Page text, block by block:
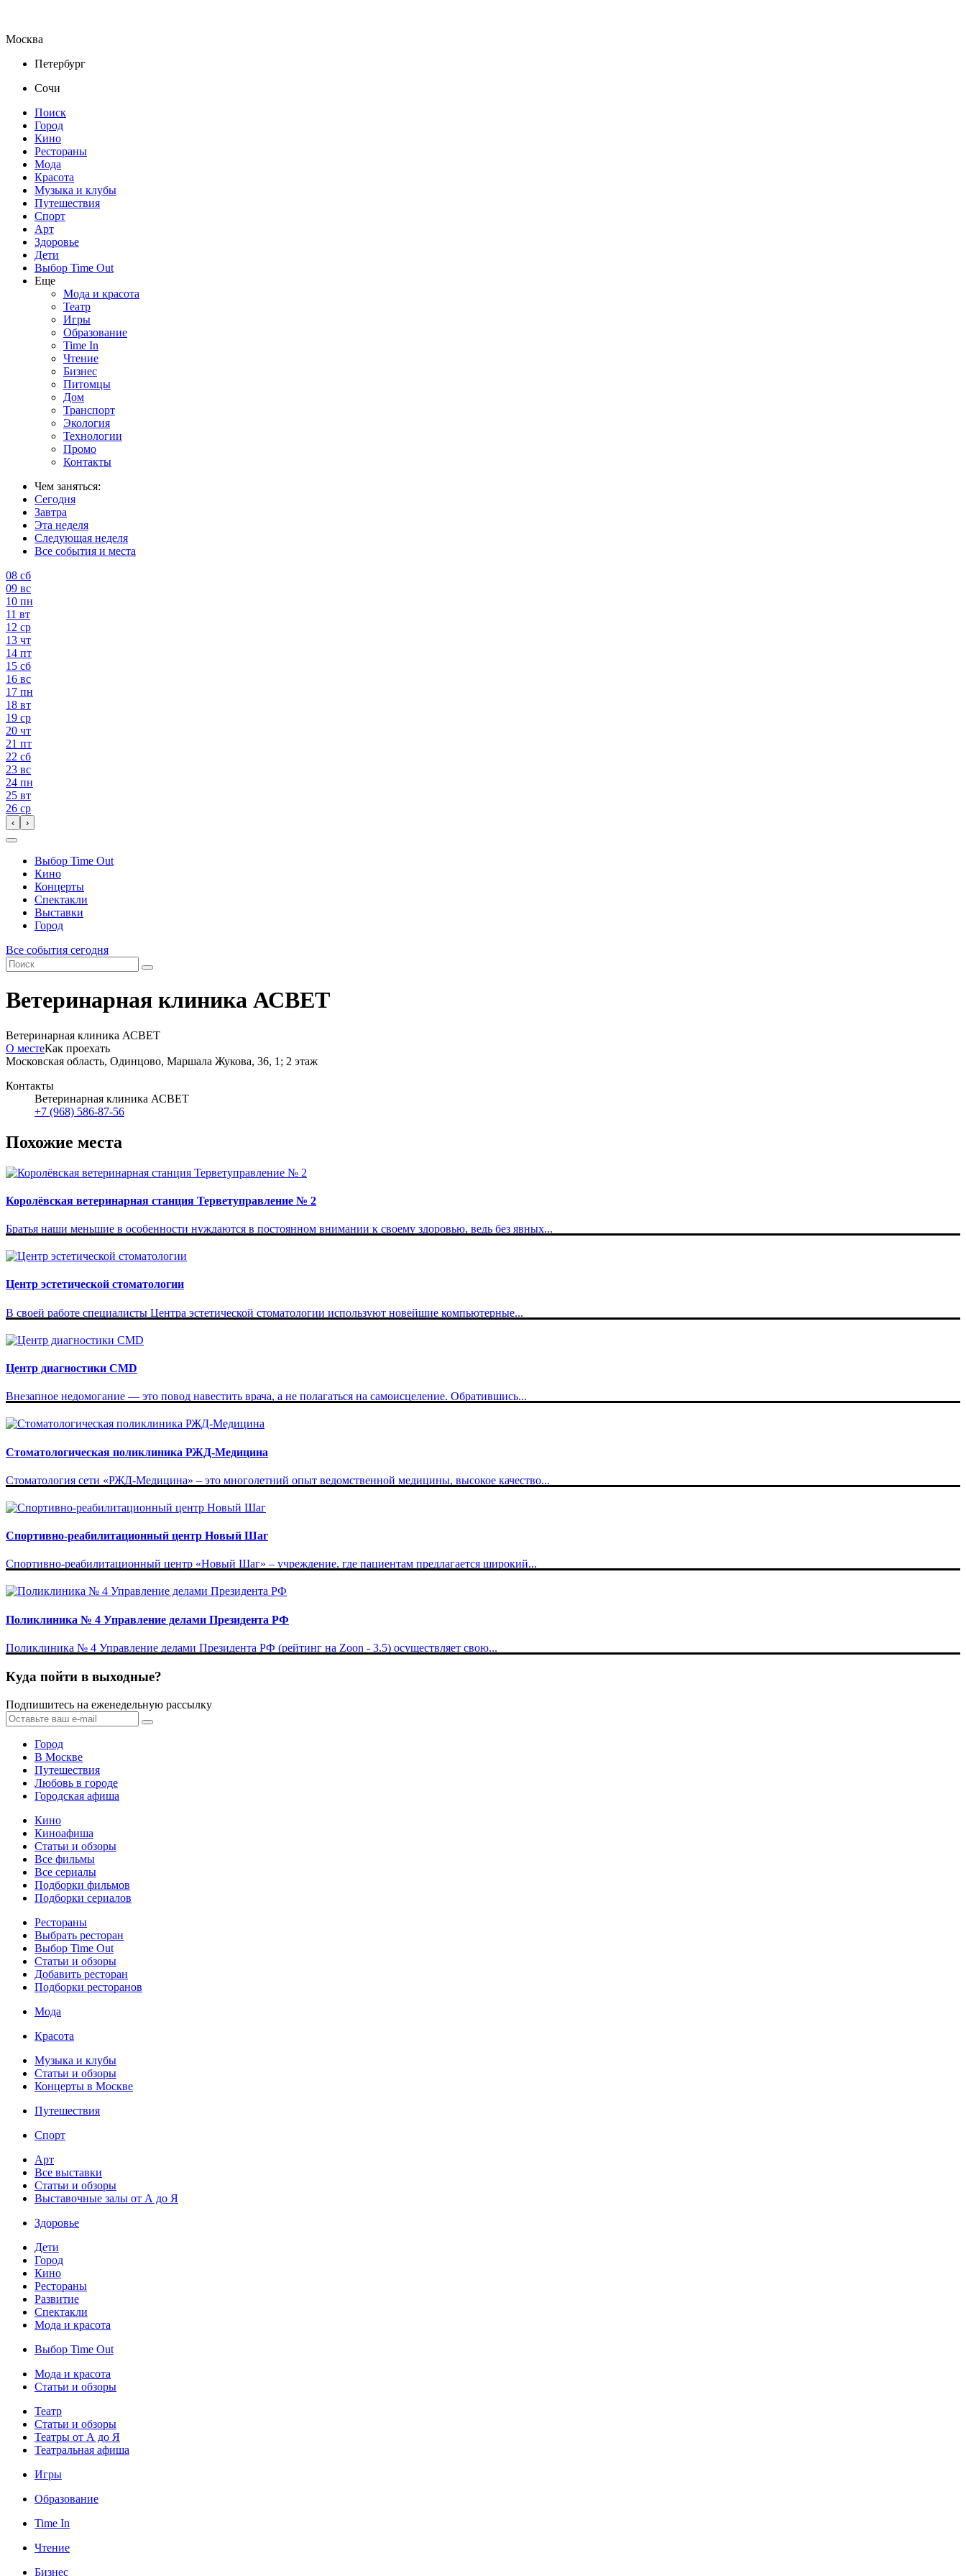
Москва
Петербург
Сочи
Поиск
Город
Кино
Рестораны
Мода
Красота
Музыка и клубы
Путешествия
Спорт
Арт
Здоровье
Дети
Выбор Time Out
Еще
Мода и красота
Театр
Игры
Образование
Time In
Чтение
Бизнес
Питомцы
Дом
Транспорт
Экология
Технологии
Промо
Контакты
Чем заняться:
Сегодня
Завтра
Эта неделя
Следующая неделя
Все события и места
08 сб
09 вс
10 пн
11 вт
12 ср
13 чт
14 пт
15 сб
16 вс
17 пн
18 вт
19 ср
20 чт
21 пт
22 сб
23 вс
24 пн
25 вт
26 ср
‹ ›
Выбор Time Out
Кино
Концерты
Спектакли
Выставки
Город
Все события сегодня
Ветеринарная клиника АСВЕТ
Ветеринарная клиника АСВЕТ
О местеКак проехать
Московская область, Одинцово, Маршала Жукова, 36, 1; 2 этаж
Контакты
Ветеринарная клиника АСВЕТ
+7 (968) 586-87-56
Похожие места
Королёвская ветеринарная станция Терветуправление № 2
Братья наши меньшие в особенности нуждаются в постоянном внимании к своему здоровью, ведь без явных...
Центр эстетической стоматологии
В своей работе специалисты Центра эстетической стоматологии используют новейшие компьютерные...
Центр диагностики CMD
Внезапное недомогание — это повод навестить врача, а не полагаться на самоисцеление. Обратившись...
Стоматологическая поликлиника РЖД-Медицина
Стоматология сети «РЖД-Медицина» – это многолетний опыт ведомственной медицины, высокое качество...
Спортивно-реабилитационный центр Новый Шаг
Спортивно-реабилитационный центр «Новый Шаг» – учреждение, где пациентам предлагается широкий...
Поликлиника № 4 Управление делами Президента РФ
Поликлиника № 4 Управление делами Президента РФ (рейтинг на Zoon - 3.5) осуществляет свою...
Куда пойти в выходные?
Подпишитесь на еженедельную рассылку
Город
В Москве
Путешествия
Любовь в городе
Городская афиша
Кино
Киноафиша
Статьи и обзоры
Все фильмы
Все сериалы
Подборки фильмов
Подборки сериалов
Рестораны
Выбрать ресторан
Выбор Time Out
Статьи и обзоры
Добавить ресторан
Подборки ресторанов
Мода
Красота
Музыка и клубы
Статьи и обзоры
Концерты в Москве
Путешествия
Спорт
Арт
Все выставки
Статьи и обзоры
Выставочные залы от А до Я
Здоровье
Дети
Город
Кино
Рестораны
Развитие
Спектакли
Мода и красота
Выбор Time Out
Мода и красота
Статьи и обзоры
Театр
Статьи и обзоры
Театры от А до Я
Театральная афиша
Игры
Образование
Time In
Чтение
Бизнес